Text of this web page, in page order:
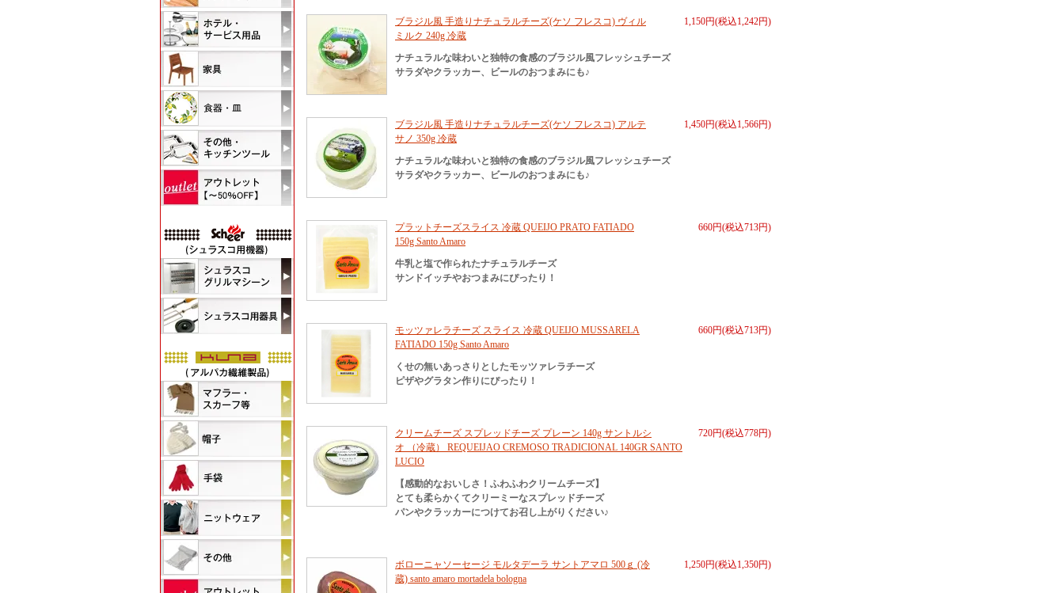
1,150円(税込1,242円)
ブラジル風 手造りナチュラルチーズ(ケソ フレスコ) ヴィル
ミルク 240g 冷蔵
ナチュラルな味わいと独特の食感のブラジル風フレッシュチーズ
サラダやクラッカー、ビールのおつまみにも♪
1,450円(税込1,566円)
ブラジル風 手造りナチュラルチーズ(ケソ フレスコ) アルテ
サノ 350g 冷蔵
ナチュラルな味わいと独特の食感のブラジル風フレッシュチーズ
サラダやクラッカー、ビールのおつまみにも♪
660円(税込713円)
プラットチーズスライス 冷蔵 QUEIJO PRATO FATIADO
150g Santo Amaro
牛乳と塩で作られたナチュラルチーズ
サンドイッチやおつまみにぴったり！
660円(税込713円)
モッツァレラチーズ スライス 冷蔵 QUEIJO MUSSARELA
FATIADO 150g Santo Amaro
くせの無いあっさりとしたモッツァレラチーズ
ピザやグラタン作りにぴったり！
720円(税込778円)
クリームチーズ スプレッドチーズ プレーン 140g サントルシ
オ （冷蔵） REQUEIJAO CREMOSO TRADICIONAL 140GR SANTO
LUCIO
【感動的なおいしさ！ふわふわクリームチーズ】
とても柔らかくてクリーミーなスプレッドチーズ
パンやクラッカーにつけてお召し上がりください♪
1,250円(税込1,350円)
ボローニャソーセージ モルタデーラ サントアマロ 500ｇ (冷
蔵) santo amaro mortadela bologna